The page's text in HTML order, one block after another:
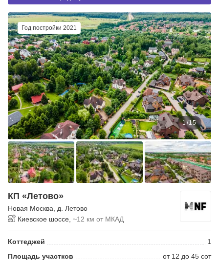
Год постройки 2021
1/15
КП «Летово»
Новая Москва
д. Летово
Киевское шоссе, ~12 км от МКАД
Коттеджей
1
Площадь участков
от 12 до 45 сот